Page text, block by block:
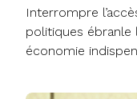
Interrompre
politiques ébranle
économie